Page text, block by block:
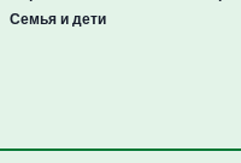
Семья и дети